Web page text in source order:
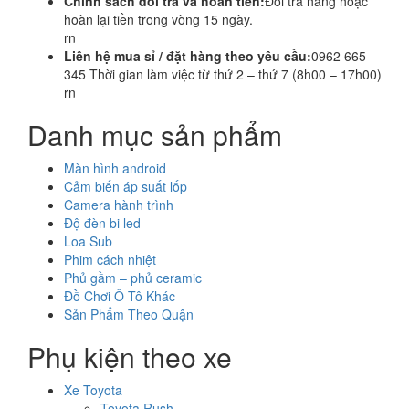
hoàn lại tiền trong vòng 15 ngày.
rn
Liên hệ mua sỉ / đặt hàng theo yêu cầu:0962 665
345 Thời gian làm việc từ thứ 2 – thứ 7 (8h00 – 17h00)
rn
Danh mục sản phẩm
Màn hình android
Cảm biến áp suất lốp
Camera hành trình
Độ đèn bi led
Loa Sub
Phim cách nhiệt
Phủ gầm – phủ ceramic
Đồ Chơi Ô Tô Khác
Sản Phẩm Theo Quận
Phụ kiện theo xe
Xe Toyota